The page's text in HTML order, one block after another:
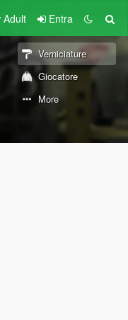
Adult Entra
Verniciature
Giocatore
More